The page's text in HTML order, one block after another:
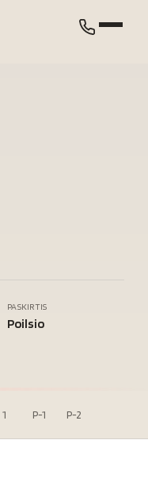
PASKIRTIS
Poilsio
1 P-1 P-2